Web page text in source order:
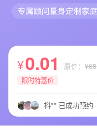
¥0.01 原价：¥68
限时特惠价
经** 已成功预约
2** 已成功预约
?** 已成功预约
欢** 已成功预约
王** 已成功预约
抖** 已成功预约
抖** 已成功预约